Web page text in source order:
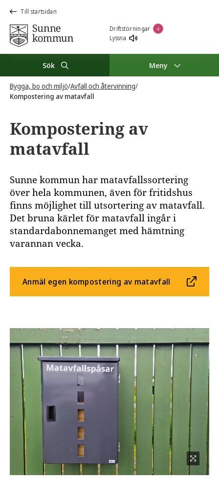
Till startsidan
Driftstörningar 4
Lyssna
Sök Meny
Bygga, bo och miljö/Avfall och återvinning/
Kompostering av matavfall
Kompostering av
matavfall
Sunne kommun har matavfallssortering
över hela kommunen, även för fritidshus
finns möjlighet till utsortering av matavfall.
Det bruna kärlet för matavfall ingår i
standardabonnemanget med hämtning
varannan vecka.
Anmäl egen kompostering av matavfall